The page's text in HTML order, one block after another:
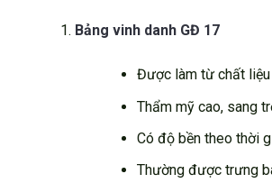
Bảng vinh danh GĐ 17
Được làm từ chất
Thẩm mỹ cao, sang
Có độ bền theo thời
Thường được trưng